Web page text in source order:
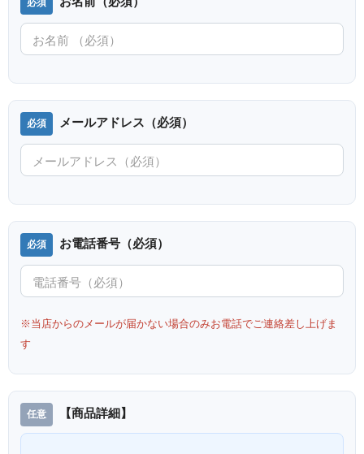
メールアドレス（必須）
お電話番号（必須）
※当店からのメールが届かない場合のみお電話でご連絡差し上げま
す
【商品詳細】